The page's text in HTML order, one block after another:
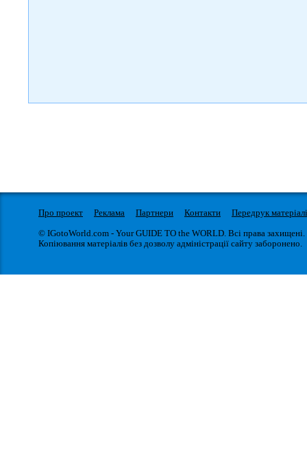
Про проект Реклама Партнери Контакти
Передрук
© IGotoWorld.com - Your GUIDE TO the WORLD. Всі права захищені.
Копіювання матеріалів без дозволу адміністрації сайту заборонено.